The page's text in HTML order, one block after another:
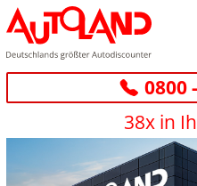
0800
38x in